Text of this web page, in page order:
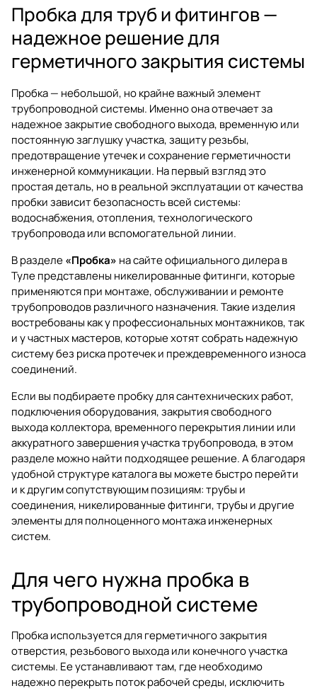
Пробка для труб и фитингов —
надежное решение для
герметичного закрытия системы
Пробка — небольшой, но крайне важный элемент
трубопроводной системы. Именно она отвечает за
надежное закрытие свободного выхода, временную или
постоянную заглушку участка, защиту резьбы,
предотвращение утечек и сохранение герметичности
инженерной коммуникации. На первый взгляд это
простая деталь, но в реальной эксплуатации от качества
пробки зависит безопасность всей системы:
водоснабжения, отопления, технологического
трубопровода или вспомогательной линии.
В разделе«Пробка» на сайте официального дилера в
Туле представлены никелированные фитинги, которые
применяются при монтаже, обслуживании и ремонте
трубопроводов различного назначения. Такие изделия
востребованы как у профессиональных монтажников, так
и у частных мастеров, которые хотят собрать надежную
систему без риска протечек и преждевременного износа
соединений.
Если вы подбираете пробку для сантехнических работ,
подключения оборудования, закрытия свободного
выхода коллектора, временного перекрытия линии или
аккуратного завершения участка трубопровода, в этом
разделе можно найти подходящее решение. А благодаря
удобной структуре каталога вы можете быстро перейти
и к другим сопутствующим позициям:трубы и
соединения, никелированные фитинги,трубы и другие
элементы для полноценного монтажа инженерных
систем.
Для чего нужна пробка в
трубопроводной системе
Пробка используется для герметичного закрытия
отверстия, резьбового выхода или конечного участка
системы. Ее устанавливают там, где необходимо
надежно перекрыть поток рабочей среды, исключить